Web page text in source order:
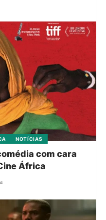
NOTÍCIAS
com cara
África